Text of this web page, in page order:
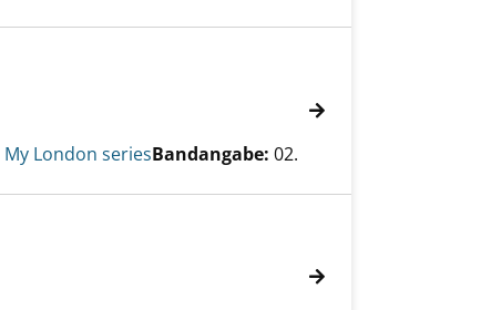
My London seriesBandangabe: 02.